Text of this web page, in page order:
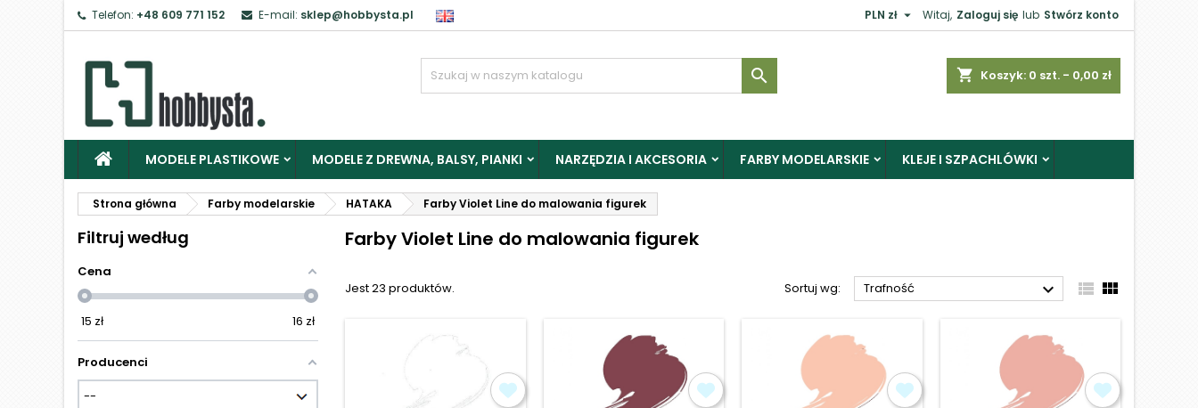
Telefon: +48 609 771 152 E-mail: sklep@hobbysta.pl Witaj, Zaloguj się lub Stwórz konto
PLN zł 
shopping_cart Koszyk: 0 szt. - 0,00 zł

MODELE PLASTIKOWE MODELE Z DREWNA, BALSY, PIANKI NARZĘDZIA I AKCESORIA FARBY MODELARSKIE KLEJE I SZPACHLÓWKI
Strona główna Farby modelarskie HATAKA Farby Violet Line do malowania figurek
Filtruj według
Cena
15 zł 16 zł
Producenci
Farby Violet Line do malowania figurek
Jest 23 produktów. Sortuj wg: Trafność   
Zaloguj
Aby zapisać produkty do Schowka, musisz się zalogować.
Anuluj Zaloguj